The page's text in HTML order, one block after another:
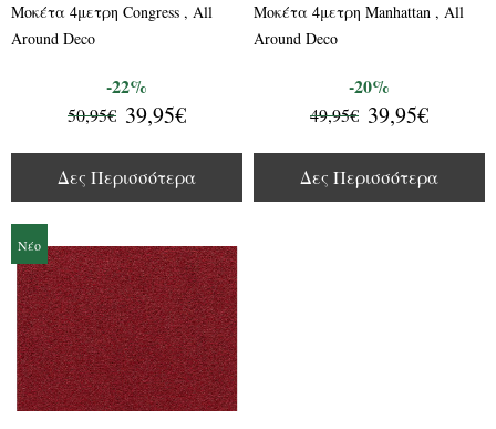
Μοκέτα 4μετρη Congress , All
Around Deco
50,95€ 39,95€
-22%
Δες Περισσότερα
Μοκέτα 4μετρη Manhattan , All
Around Deco
49,95€ 39,95€
-20%
Δες Περισσότερα
Νέο